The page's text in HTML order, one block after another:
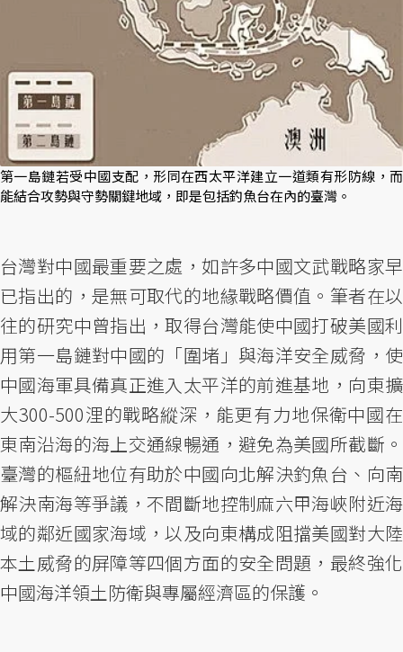
第一島鏈若受中國支配，形同在西太平洋建立一道類有形防線，而
能結合攻勢與守勢關鍵地域，即是包括釣魚台在內的臺灣。
台灣對中國最重要之處，如許多中國文武戰略家早
已指出的，是無可取代的地緣戰略價值。筆者在以
往的研究中曾指出，取得台灣能使中國打破美國利
用第一島鏈對中國的「圍堵」與海洋安全威脅，使
中國海軍具備真正進入太平洋的前進基地，向東擴
大300-500浬的戰略縱深，能更有力地保衛中國在
東南沿海的海上交通線暢通，避免為美國所截斷。
臺灣的樞紐地位有助於中國向北解決釣魚台、向南
解決南海等爭議，不間斷地控制麻六甲海峽附近海
域的鄰近國家海域，以及向東構成阻擋美國對大陸
本土威脅的屏障等四個方面的安全問題，最終強化
中國海洋領土防衛與專屬經濟區的保護。